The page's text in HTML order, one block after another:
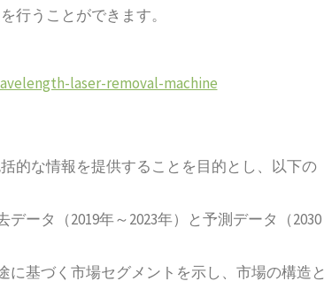
行うことができます。
laser-removal-machine
的な情報を提供することを目的とし、以下の
ータ（2019年～2023年）と予測データ（2030
基づく市場セグメントを示し、市場の構造と